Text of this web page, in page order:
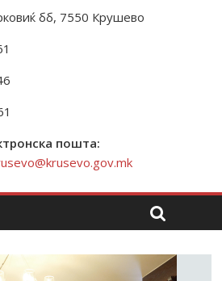
бб, 7550 Крушево
пошта: